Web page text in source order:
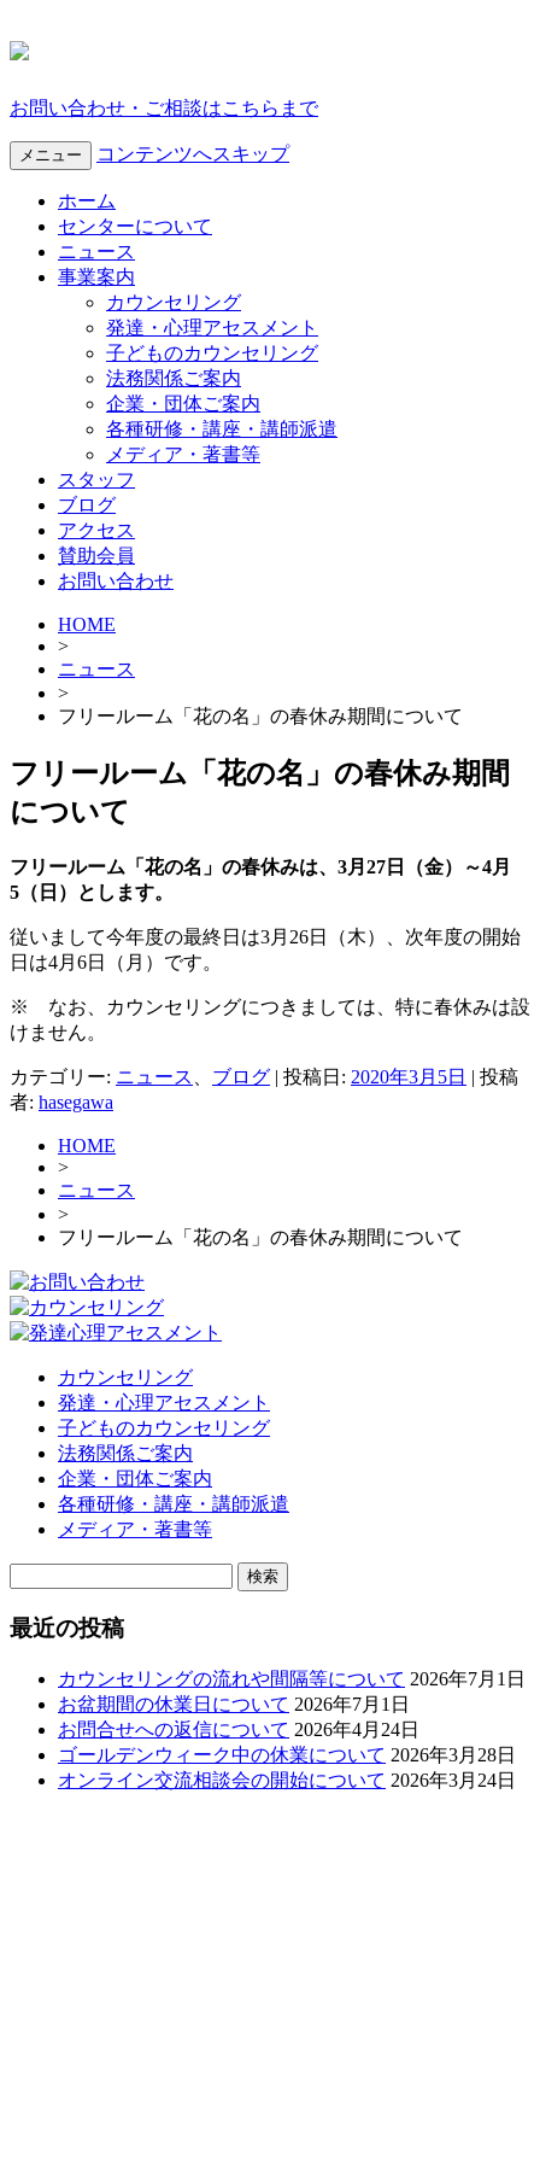
お問い合わせ・ご相談はこちらまで
メニュー コンテンツへスキップ
ホーム
センターについて
ニュース
事業案内
カウンセリング
発達・心理アセスメント
子どものカウンセリング
法務関係ご案内
企業・団体ご案内
各種研修・講座・講師派遣
メディア・著書等
スタッフ
ブログ
アクセス
賛助会員
お問い合わせ
HOME
>
ニュース
>
フリールーム「花の名」の春休み期間について
フリールーム「花の名」の春休み期間
について
フリールーム「花の名」の春休みは、3月27日（金）～4月
5（日）とします。
従いまして今年度の最終日は3月26日（木）、次年度の開始
日は4月6日（月）です。
※ なお、カウンセリングにつきましては、特に春休みは設
けません。
カテゴリー: ニュース ブログ | 投稿日: 2020年3月5日 | 投稿
者: hasegawa
HOME
>
ニュース
>
フリールーム「花の名」の春休み期間について
カウンセリング
発達・心理アセスメント
子どものカウンセリング
法務関係ご案内
企業・団体ご案内
各種研修・講座・講師派遣
メディア・著書等
最近の投稿
カウンセリングの流れや間隔等について 2026年7月1日
お盆期間の休業日について 2026年7月1日
お問合せへの返信について 2026年4月24日
ゴールデンウィーク中の休業について 2026年3月28日
オンライン交流相談会の開始について 2026年3月24日